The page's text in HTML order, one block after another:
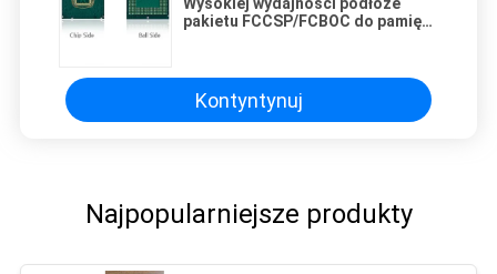
pakietu FCCSP/FCBOC do pamięci
Kontyntynuj
Najpopularniejsze produkty